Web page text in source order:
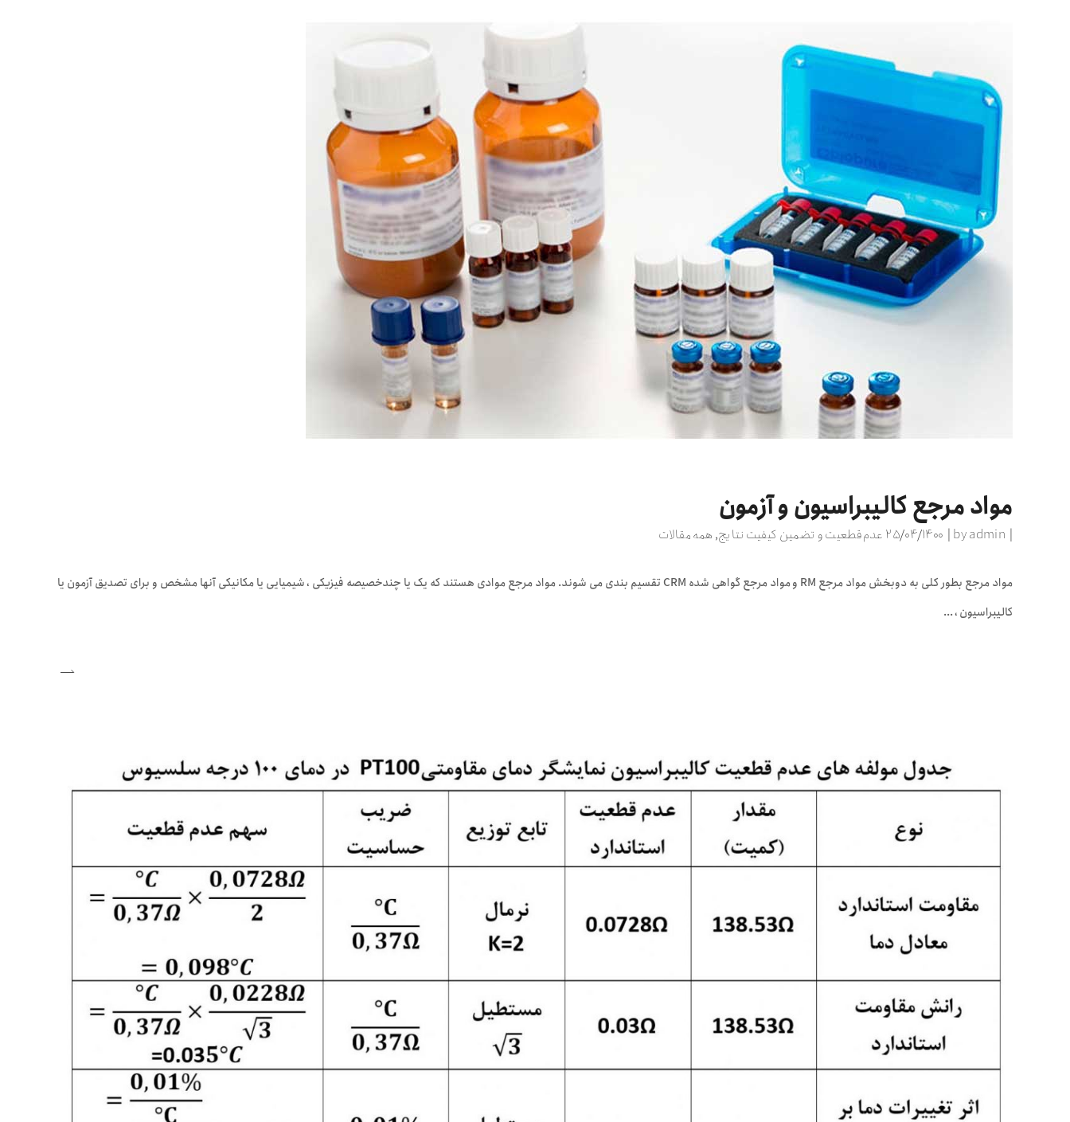
مواد مرجع کالیبراسیون و آزمون
byadmin ۲۵/۰۴/۱۴۰۰ عدم قطعیت و تضمین کیفیت نتایج, همه مقالات
مواد مرجع بطور کلی به دوبخش مواد مرجع RM و مواد مرجع گواهی شده CRM تقسیم بندی می شوند. مواد مرجع موادی هستند که یک یا چندخصیصه فیزیکی ، شیمیایی یا مکانیکی آنها مشخص و برای تصدیق آزمون یا
کالیبراسیون ،